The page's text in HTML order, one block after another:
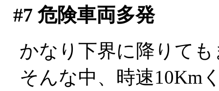
#7 危険車両多発
かなり下界に降りて
そんな中、時速10Km